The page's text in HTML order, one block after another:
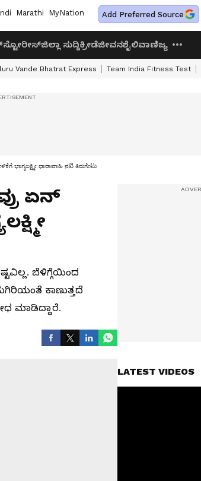
Marathi MyNation Add Preferred Source
ಜಿಲ್ಲಾ ಸುದ್ದಿಕ್ರೀಡೆಜೀವನಶೈಲಿವಾಣಿಜ್ಯ
Vande Bhatrat Express Team India Fitness Test
ಧಾರಾವಾಹಿ ನಟಿ ತಿರುಗೇಟು
ಏನ್‌
ಬೆಳಿಗ್ಗೆಯಿಂದ
ಕಾಣುತ್ತದೆ
ಮಾಡಿದ್ದಾರೆ.
LATEST VIDEOS